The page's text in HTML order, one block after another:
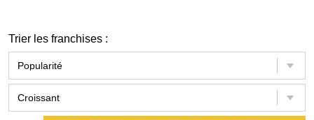
Trier les franchises :